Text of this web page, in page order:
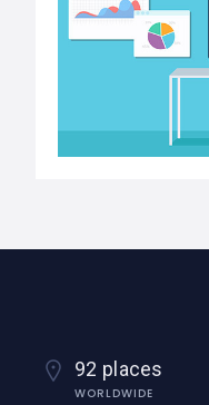
92 places
WORLDWIDE